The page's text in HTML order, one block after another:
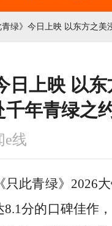
青绿》今日上映 以东方之美
日上映 以
千年青绿之
e线
只此青绿》 2026
8.1分的口碑佳作